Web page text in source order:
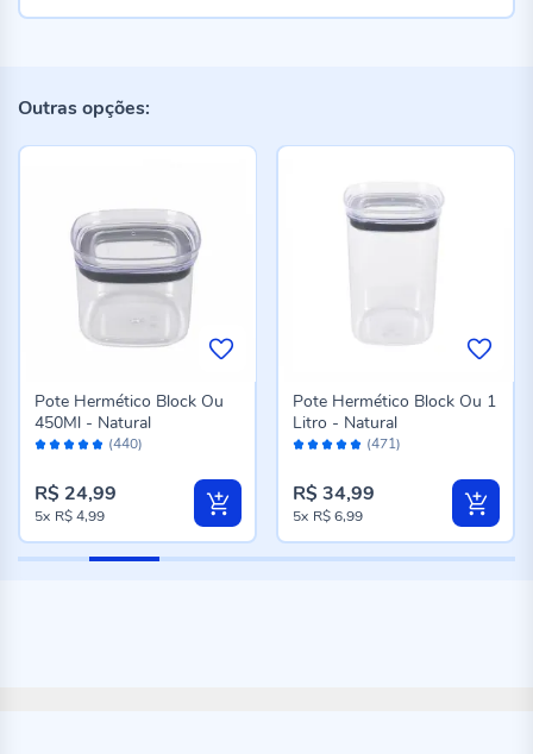
Outras opções:
Avaliação: (440)
Pote Hermético Block Ou
450Ml - Natural
R$ 24,99
5x R$ 4,99
Avaliação: (471)
Pote Hermético Block Ou 1
Litro - Natural
R$ 34,99
5x R$ 6,99